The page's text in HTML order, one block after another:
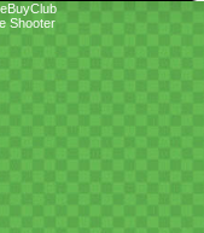
eBuyClub
Shooter